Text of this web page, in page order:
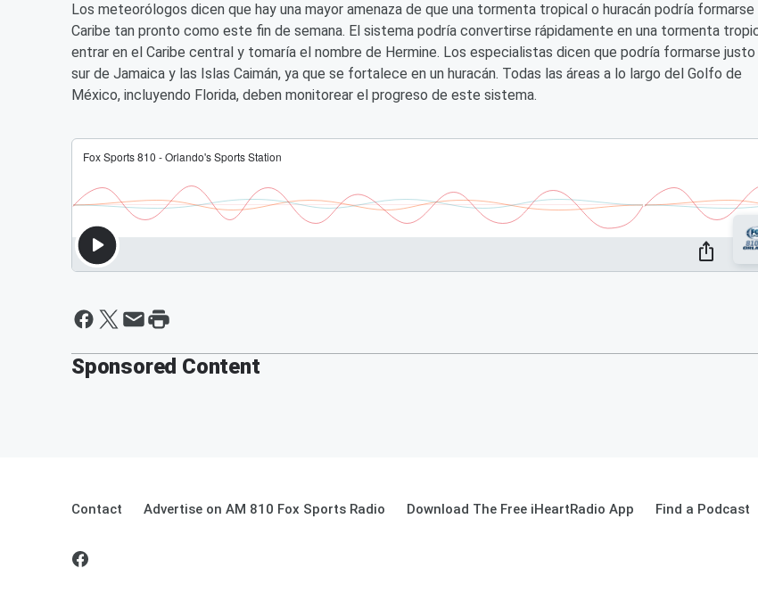
Los meteorólogos dicen que hay una mayor amenaza de que una tormenta tropical o huracán podría formarse
Caribe tan pronto como este fin de semana. El sistema podría convertirse rápidamente en una tormenta
entrar en el Caribe central y tomaría el nombre de Hermine. Los especialistas dicen que podría formarse justo
sur de Jamaica y las Islas Caimán, ya que se fortalece en un huracán. Todas las áreas a lo largo del Golfo de
México, incluyendo Florida, deben monitorear el progreso de este sistema.
Sponsored Content
Contact Advertise on AM 810 Fox Sports Radio Download The Free iHeartRadio App Find a Podcast